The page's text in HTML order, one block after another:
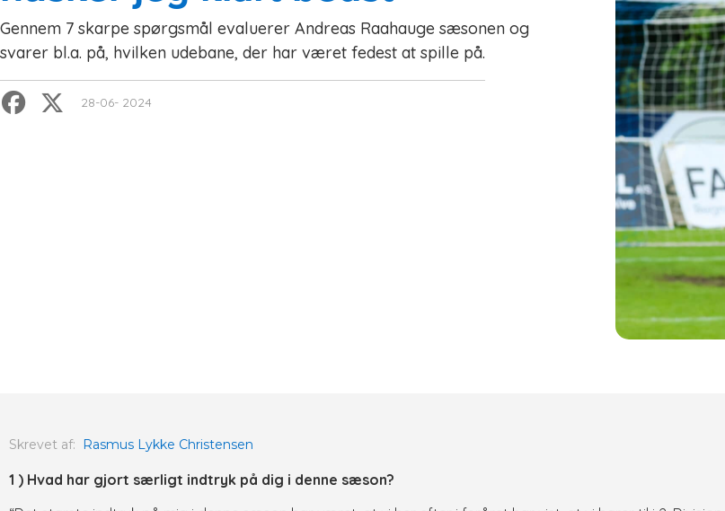
Gennem 7 skarpe spørgsmål evaluerer Andreas Raahauge sæsonen og
svarer bl.a. på, hvilken udebane, der har været fedest at spille på.
28-06- 2024
Skrevet af: Rasmus Lykke Christensen
1 ) Hvad har gjort særligt indtryk på dig i denne sæson?